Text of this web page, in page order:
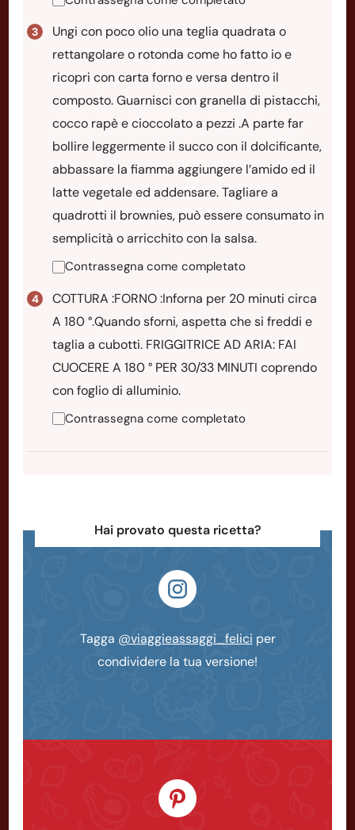
Ungi con poco olio una teglia quadrata o
rettangolare o rotonda come ho fatto io e
ricopri con carta forno e versa dentro il
composto. Guarnisci con granella di pistacchi,
cocco rapè e cioccolato a pezzi .A parte far
bollire leggermente il succo con il dolcificante,
abbassare la fiamma aggiungere l’amido ed il
latte vegetale ed addensare. Tagliare a
quadrotti il brownies, può essere consumato in
semplicità o arricchito con la salsa.
Contrassegna come completato
COTTURA :FORNO :Inforna per 20 minuti circa
A 180 °.Quando sforni, aspetta che si freddi e
taglia a cubotti. FRIGGITRICE AD ARIA: FAI
CUOCERE A 180 ° PER 30/33 MINUTI coprendo
con foglio di alluminio.
Contrassegna come completato
Hai provato questa ricetta?
Tagga @viaggieassaggi_felici per
condividere la tua versione!